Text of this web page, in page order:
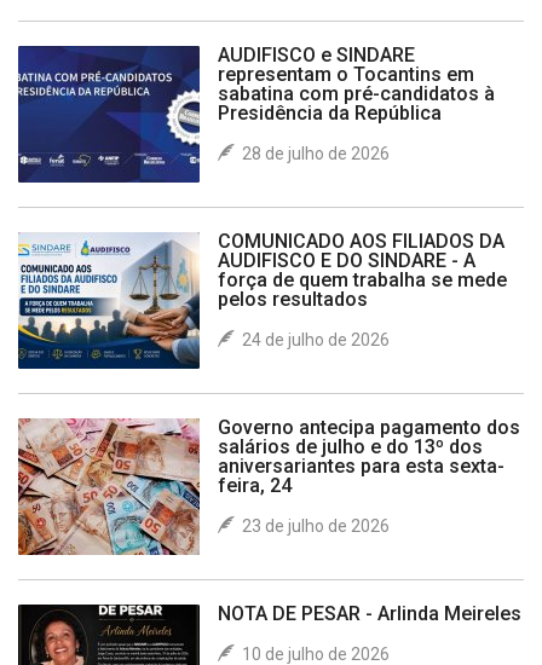
AUDIFISCO e SINDARE
representam o Tocantins em
sabatina com pré-candidatos à
Presidência da República
28 de julho de 2026
COMUNICADO AOS FILIADOS DA
AUDIFISCO E DO SINDARE - A
força de quem trabalha se mede
pelos resultados
24 de julho de 2026
Governo antecipa pagamento dos
salários de julho e do 13º dos
aniversariantes para esta sexta-
feira, 24
23 de julho de 2026
NOTA DE PESAR - Arlinda Meireles
10 de julho de 2026